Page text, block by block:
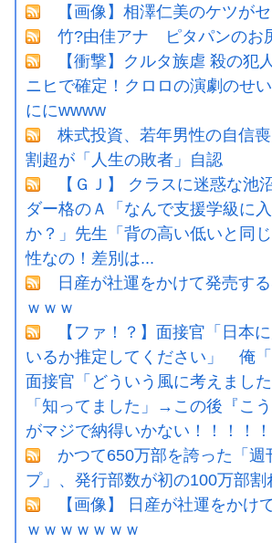
【画像】相澤仁美のケツが
竹?由佳アナ ピタパンのお
【衝撃】クルタ族虐 殺の犯
ニヒで確定！クロロの演劇のせ
ににwwww
株式投資、若年男性の自信
割超が「人生の敗者」自認
【ＧＪ】 クラスに迷惑な池
ダー格のＡ「なんで支援学級に
か？」先生「背の高い低いと同
性なの！差別は...
日産が社運をかけて発売す
ｗｗｗ
【ファ！？】面接官「日本
いるか推定してください」 俺
面接官「どういう風に考えまし
「知ってました」→この後『こ
がマジで納得いかない！！！！！
かつて650万部を誇った「週
プ」、発行部数が初の100万部割
【画像】 日産が社運をかけ
ｗｗｗｗｗｗｗ